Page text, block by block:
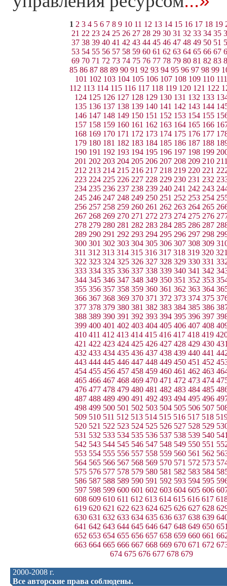
1 2 3 4 5 6 7 8 9 10 11 12 13 14 15 16 17 18 19
21 22 23 24 25 26 27 28 29 30 31 32 33 34 35
37 38 39 40 41 42 43 44 45 46 47 48 49 50 51
53 54 55 56 57 58 59 60 61 62 63 64 65 66 67
69 70 71 72 73 74 75 76 77 78 79 80 81 82 83
85 86 87 88 89 90 91 92 93 94 95 96 97 98 99
101 102 103 104 105 106 107 108 109 110 111
112 113 114 115 116 117 118 119 120 121 122
124 125 126 127 128 129 130 131 132 133
135 136 137 138 139 140 141 142 143 144
146 147 148 149 150 151 152 153 154 155
157 158 159 160 161 162 163 164 165 166
168 169 170 171 172 173 174 175 176 177
179 180 181 182 183 184 185 186 187 188
190 191 192 193 194 195 196 197 198 199
201 202 203 204 205 206 207 208 209 210
212 213 214 215 216 217 218 219 220 221
223 224 225 226 227 228 229 230 231 232
234 235 236 237 238 239 240 241 242 243
245 246 247 248 249 250 251 252 253 254
256 257 258 259 260 261 262 263 264 265
267 268 269 270 271 272 273 274 275 276
278 279 280 281 282 283 284 285 286 287
289 290 291 292 293 294 295 296 297 298
300 301 302 303 304 305 306 307 308 309
311 312 313 314 315 316 317 318 319 320
322 323 324 325 326 327 328 329 330 331
333 334 335 336 337 338 339 340 341 342
344 345 346 347 348 349 350 351 352 353
355 356 357 358 359 360 361 362 363 364
366 367 368 369 370 371 372 373 374 375
377 378 379 380 381 382 383 384 385 386
388 389 390 391 392 393 394 395 396 397
399 400 401 402 403 404 405 406 407 408
410 411 412 413 414 415 416 417 418 419
421 422 423 424 425 426 427 428 429 430
432 433 434 435 436 437 438 439 440 441
443 444 445 446 447 448 449 450 451 452
454 455 456 457 458 459 460 461 462 463
465 466 467 468 469 470 471 472 473 474
476 477 478 479 480 481 482 483 484 485
487 488 489 490 491 492 493 494 495 496
498 499 500 501 502 503 504 505 506 507
509 510 511 512 513 514 515 516 517 518
520 521 522 523 524 525 526 527 528 529
531 532 533 534 535 536 537 538 539 540
542 543 544 545 546 547 548 549 550 551
553 554 555 556 557 558 559 560 561 562
564 565 566 567 568 569 570 571 572 573
575 576 577 578 579 580 581 582 583 584
586 587 588 589 590 591 592 593 594 595
597 598 599 600 601 602 603 604 605 606
608 609 610 611 612 613 614 615 616 617
619 620 621 622 623 624 625 626 627 628
630 631 632 633 634 635 636 637 638 639
641 642 643 644 645 646 647 648 649 650
652 653 654 655 656 657 658 659 660 661
663 664 665 666 667 668 669 670 671 672
674 675 676 677 678 679
2000-2008 г.
Все авторские права соблюдены.